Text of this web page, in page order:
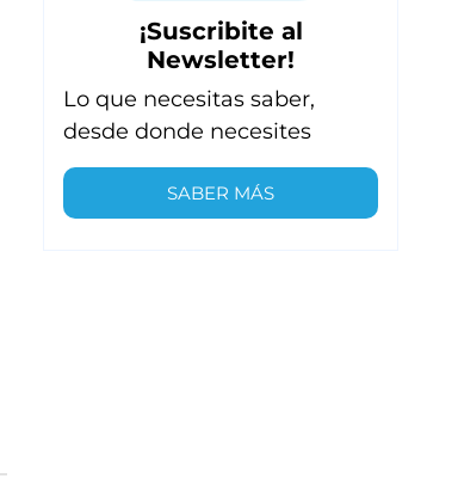
¡Suscribite al
Newsletter!
Lo que necesitas saber,
desde donde necesites
SABER MÁS